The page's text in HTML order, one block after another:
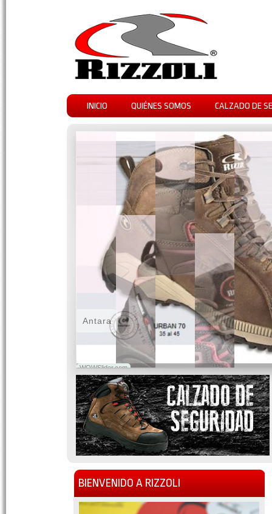
INICIO QUIÉNES SOMOS CALZADO DE
WOWSlider.com
Antara
BIENVENIDO A RIZZOLI